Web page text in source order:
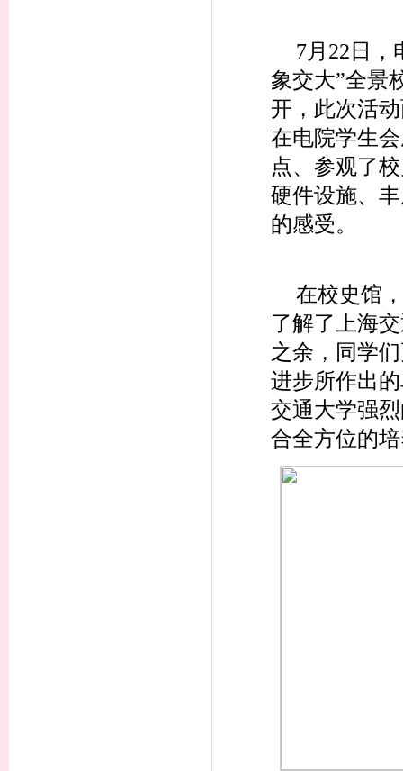
7月22日，
象交大”全景
开，此次活
在电院学生
点、参观了
硬件设施、
的感受。
在校史馆
了解了上海
之余，同学
进步所作出
交通大学强
合全方位的